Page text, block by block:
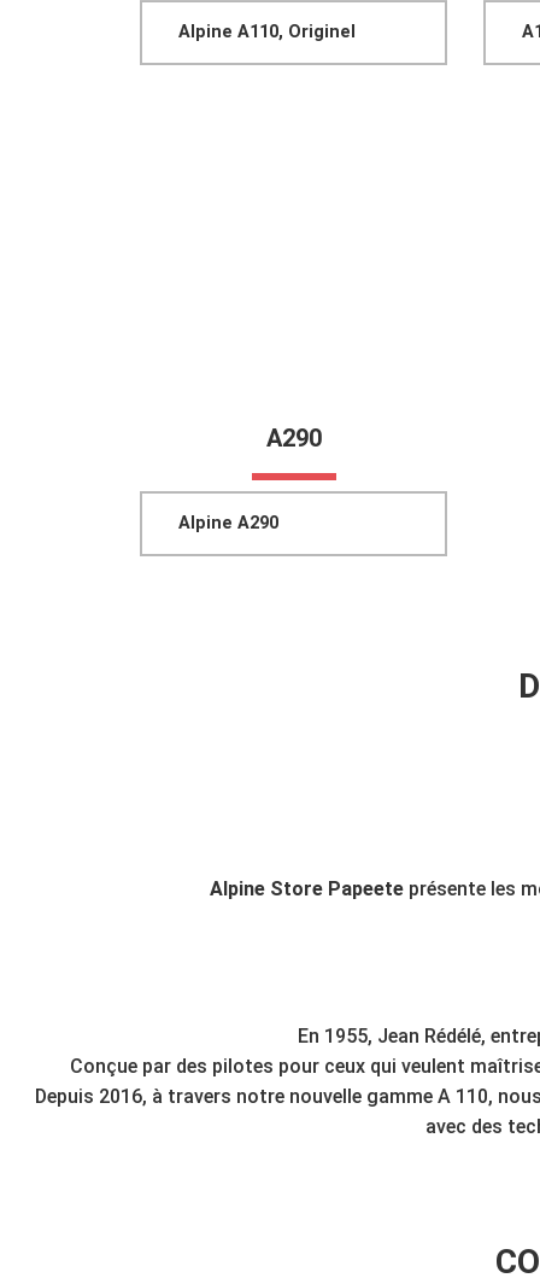
Alpine A110, Originel
A290
Alpine A290
Alpine Store Papeete présente les
En 1955, Jean Rédélé,
Conçue par des pilotes pour ceux qui veulent
Depuis 2016, à travers notre nouvelle gamme A 110,
avec des